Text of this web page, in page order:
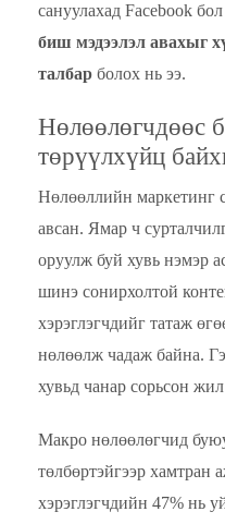
сануулахад Facebook бол
биш мэдээлэл авахыг
талбар болох нь ээ.
Нөлөөлөгчдөөс
төрүүлхүйц
Нөлөөллийн маркетинг
авсан. Ямар ч
оруулж буй хувь нэмэр
шинэ сонирхолтой
хэрэглэгчдийг татаж
нөлөөлж чадаж байна.
хувьд чанар сорьсон
Макро нөлөөлөгчид
төлбөртэйгээр хамтран
хэрэглэгчдийн 47% нь